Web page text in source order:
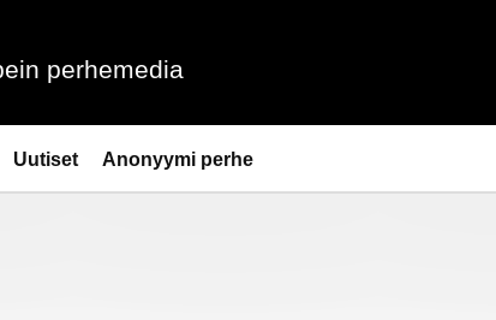
perhemedia
Uutiset Anonyymi perhe